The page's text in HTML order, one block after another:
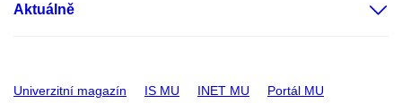
Aktuálně
Univerzitní magazín IS MU INET MU Portál MU